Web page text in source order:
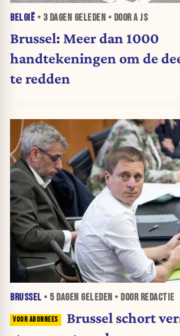
BELGIË • 3 DAGEN GELEDEN • DOOR A JS
Brussel: Meer dan 1000
handtekeningen om de
te redden
BRUSSEL • 5 DAGEN GELEDEN • DOOR REDACTIE
Brussel schort